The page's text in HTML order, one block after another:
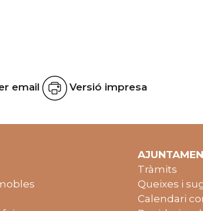
email Versió impresa
Tràmits
Queixes i
Calendari